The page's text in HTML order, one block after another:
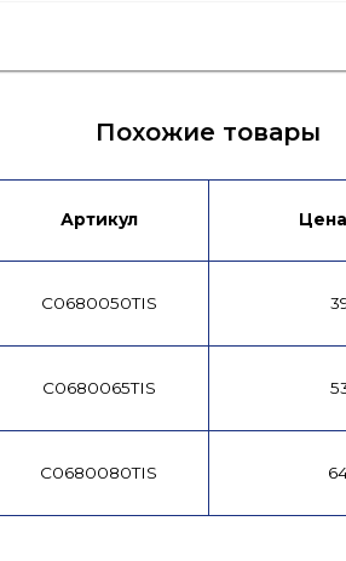
Похожие товары
Артикул
C0680050TIS
C0680065TIS
C0680080TIS